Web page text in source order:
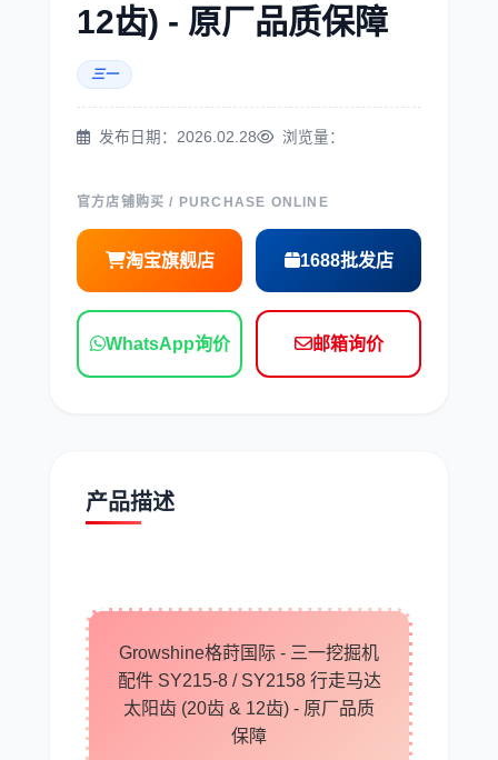
洋马 住友
神钢
现代 帕金斯
道依茨
斗山 三一
12齿) - 原厂品质保障
三一
发布日期：2026.02.28 浏览量：
官方店铺购买 / PURCHASE ONLINE
淘宝旗舰店 1688批发店
WhatsApp询价 邮箱询价
产品描述
Growshine格莳国际 - 三一挖掘机
配件 SY215-8 / SY2158 行走马达
太阳齿 (20齿 & 12齿) - 原厂品质
保障